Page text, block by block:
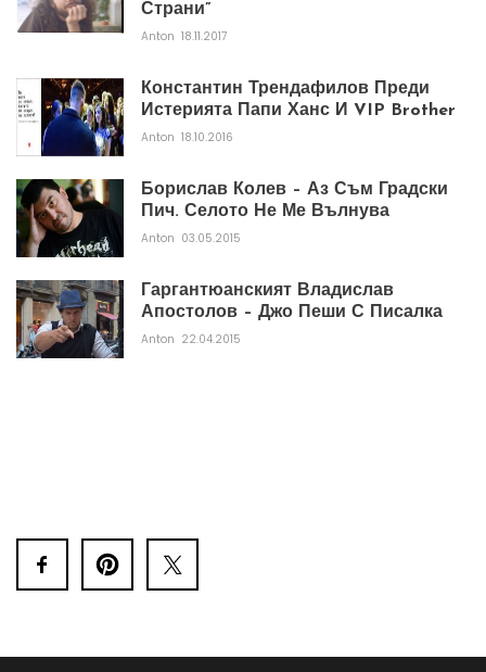
Страни”
Anton 18.11.2017
Константин Трендафилов Преди
Истерията Папи Ханс И VIP Brother
Anton 18.10.2016
Борислав Колев – Аз Съм Градски
Пич. Селото Не Ме Вълнува
Anton 03.05.2015
Гаргантюанският Владислав
Апостолов – Джо Пеши С Писалка
Anton 22.04.2015